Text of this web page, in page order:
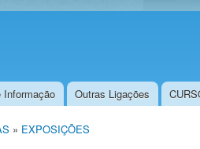
Informação Outras Ligações
» EXPOSIÇÕES